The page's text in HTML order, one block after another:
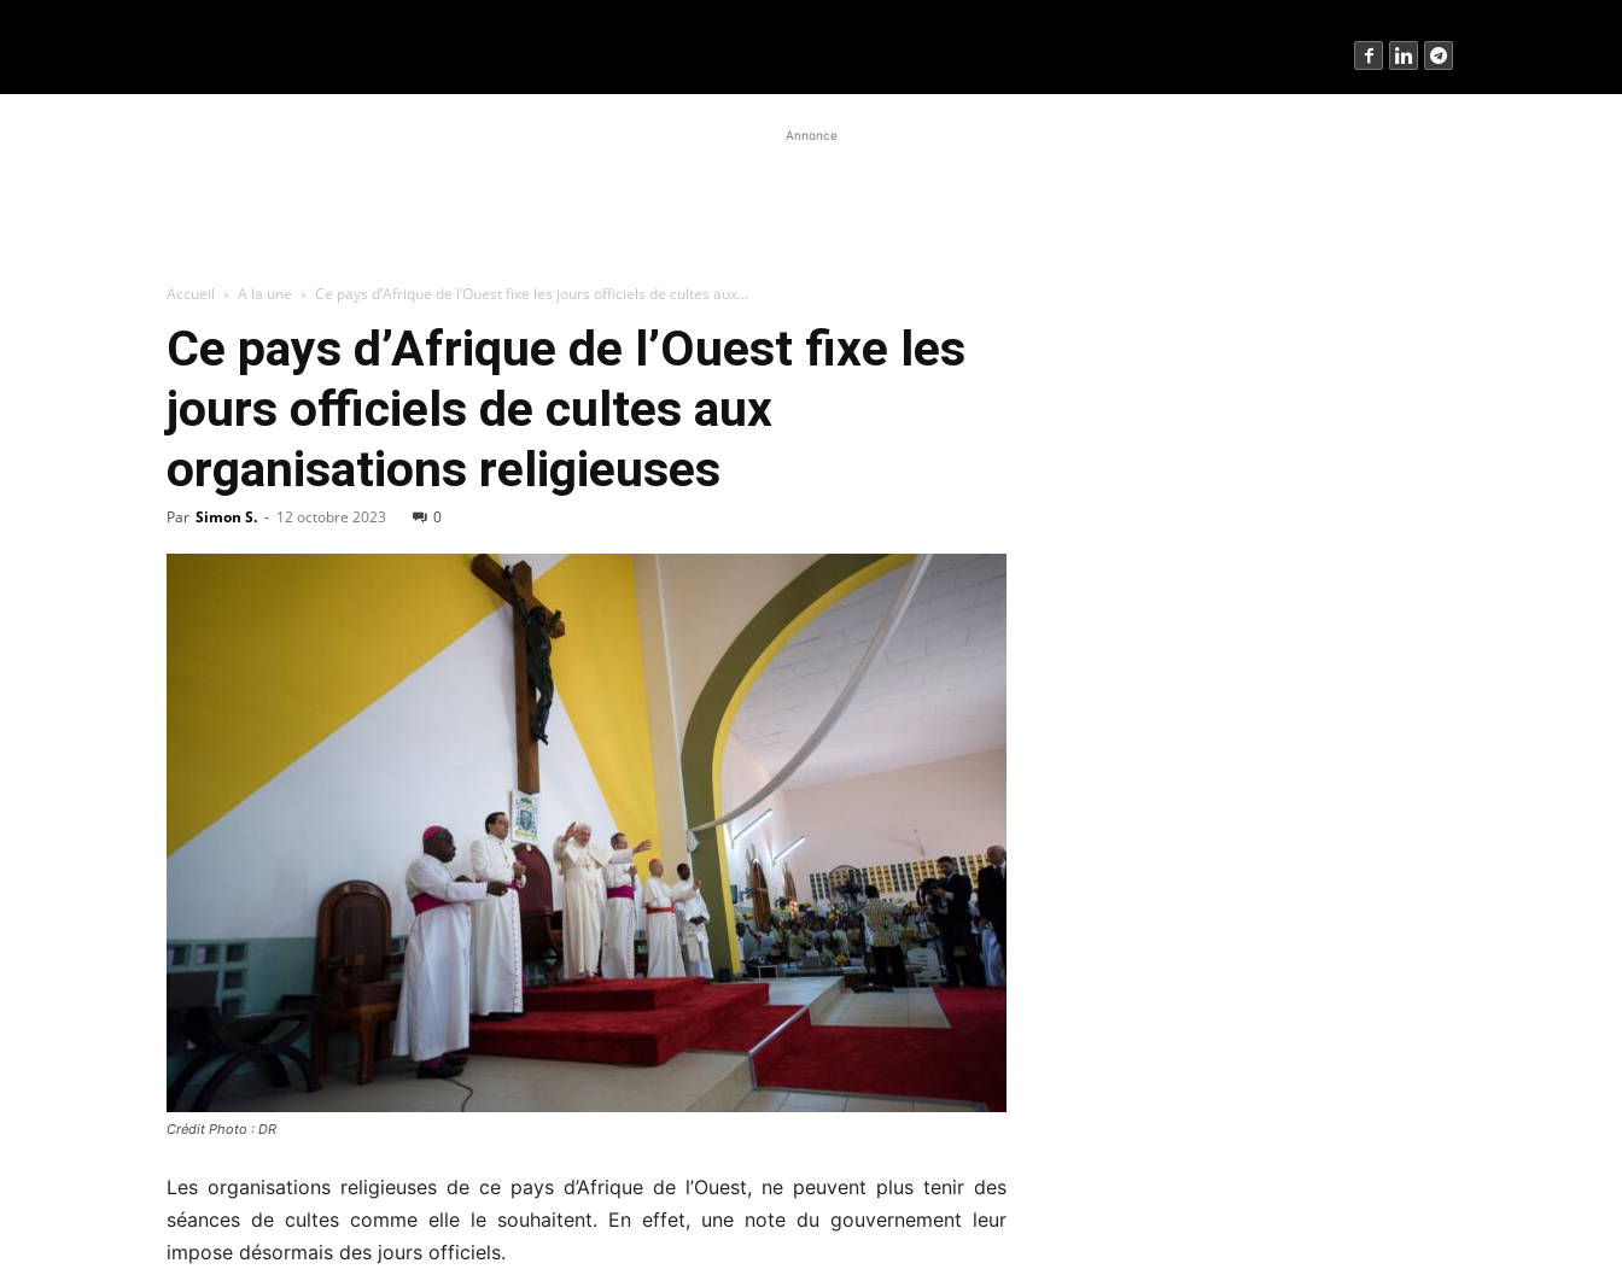
Annonce
Accueil A la une Ce pays d’Afrique de l’Ouest fixe les jours officiels de cultes aux...
Ce pays d’Afrique de l’Ouest fixe les
jours officiels de cultes aux
organisations religieuses
Par Simon S. - 12 octobre 2023 0
Crédit Photo : DR
Les organisations religieuses de ce pays d’Afrique de l’Ouest, ne peuvent plus tenir des
séances de cultes comme elle le souhaitent. En effet, une note du gouvernement leur
impose désormais des jours officiels.